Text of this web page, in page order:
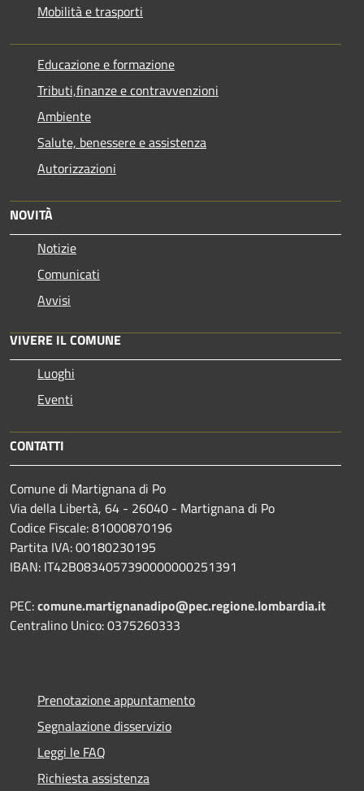
Mobilità e trasporti
Educazione e formazione
Tributi,finanze e contravvenzioni
Ambiente
Salute, benessere e assistenza
Autorizzazioni
NOVITÀ
Notizie
Comunicati
Avvisi
VIVERE IL COMUNE
Luoghi
Eventi
CONTATTI
Comune di Martignana di Po
Via della Libertà, 64 - 26040 - Martignana di Po
Codice Fiscale: 81000870196
Partita IVA: 00180230195
IBAN: IT42B0834057390000000251391
PEC:comune.martignanadipo@pec.regione.lombardia.it
Centralino Unico: 0375260333
Prenotazione appuntamento
Segnalazione disservizio
Leggi le FAQ
Richiesta assistenza